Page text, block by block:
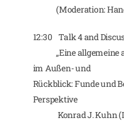
(Moderation:
12:30 Talk 4 and
„Eine allgemeine
im Außen- und
Rückblick: Funde und
Perspektive
Konrad J. Kuhn